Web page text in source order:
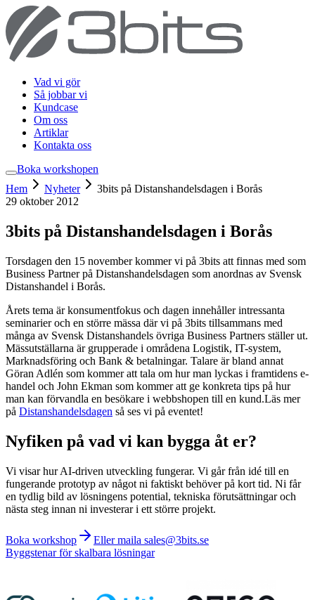
Vad vi gör
Så jobbar vi
Kundcase
Om oss
Artiklar
Kontakta oss
Boka workshopen
Hem
Nyheter
3bits på Distanshandelsdagen i Borås
29 oktober 2012
3bits på Distanshandelsdagen i Borås
Torsdagen den 15 november kommer vi på 3bits att finnas med som
Business Partner på Distanshandelsdagen som anordnas av Svensk
Distanshandel i Borås.
Årets tema är konsumentfokus och dagen innehåller intressanta
seminarier och en större mässa där vi på 3bits tillsammans med
många av Svensk Distanshandels övriga Business Partners ställer ut.
Mässutställarna är grupperade i områdena Logistik, IT-system,
Marknadsföring och Bank & betalningar. Talare är bland annat
Göran Adlén som kommer att tala om hur man lyckas i framtidens e-
handel och John Ekman som kommer att ge konkreta tips på hur
man kan förvandla en besökare i webbshopen till en kund.Läs mer
på Distanshandelsdagen så ses vi på eventet!
Nyfiken på vad vi kan bygga åt er?
Vi visar hur AI-driven utveckling fungerar. Vi går från idé till en
fungerande prototyp av något ni faktiskt behöver på kort tid. Ni får
en tydlig bild av lösningens potential, tekniska förutsättningar och
nästa steg innan ni investerar i ett större projekt.
Boka workshop
Eller maila sales@3bits.se
Byggstenar för skalbara lösningar